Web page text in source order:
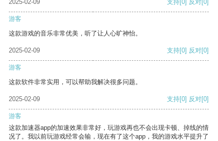
2025-02-09
支持[0] 反对[0]
游客
这款游戏的音乐非常优美，听了让人心旷神怡。
2025-02-09 支持[0] 反对[0]
游客
这款软件非常实用，可以帮助我解决很多问题。
2025-02-09 支持[0] 反对[0]
游客
这款加速器app的加速效果非常好，玩游戏再也不会出现卡顿、掉线的情
况了。我以前玩游戏经常会输，现在有了这个app，我的游戏水平提升了